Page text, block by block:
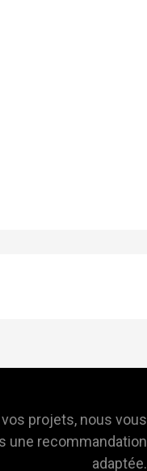
projets, nous vous
une recommandation
adaptée.